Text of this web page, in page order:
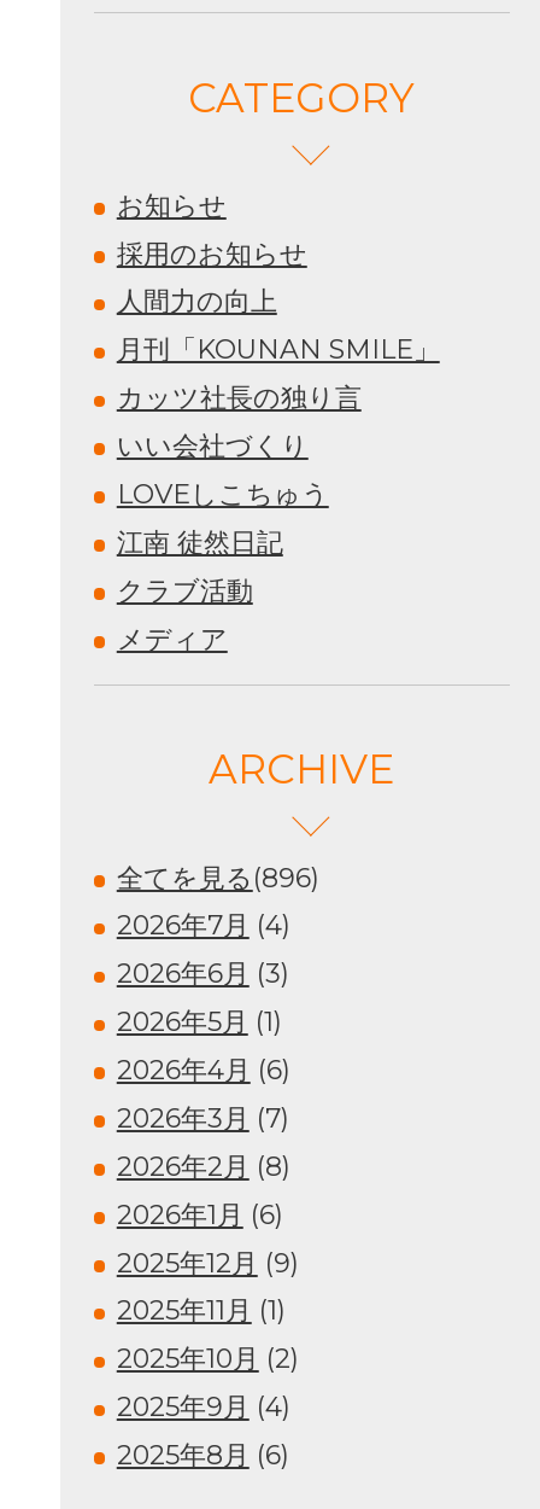
CATEGORY
お知らせ
採用のお知らせ
人間力の向上
月刊「KOUNAN SMILE」
カッツ社長の独り言
いい会社づくり
LOVEしこちゅう
江南 徒然日記
クラブ活動
メディア
ARCHIVE
全てを見る (896)
2026年7月 (4)
2026年6月 (3)
2026年5月 (1)
2026年4月 (6)
2026年3月 (7)
2026年2月 (8)
2026年1月 (6)
2025年12月 (9)
2025年11月 (1)
2025年10月 (2)
2025年9月 (4)
2025年8月 (6)